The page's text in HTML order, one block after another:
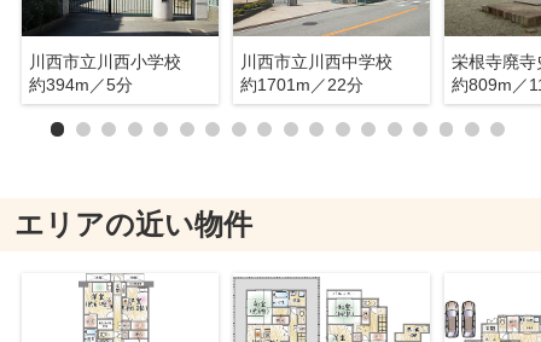
川西市立川西小学校
約394m／5分
川西市立川西中学校
約1701m／22分
栄根寺廃寺
約809m／
エリアの近い物件